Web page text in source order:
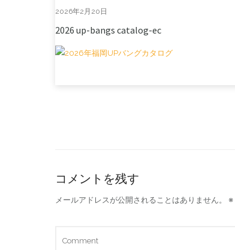
2026年2月20日
2026 up-bangs catalog-ec
コメントを残す
メールアドレスが公開されることはありません。 ※